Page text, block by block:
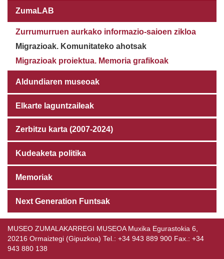
ZumaLAB
Zurrumurruen aurkako informazio-saioen zikloa
Migrazioak. Komunitateko ahotsak
Migrazioak proiektua. Memoria grafikoak
Aldundiaren museoak
Elkarte laguntzaileak
Zerbitzu karta (2007-2024)
Kudeaketa politika
Memoriak
Next Generation Funtsak
MUSEO ZUMALAKARREGI MUSEOA Muxika Egurastokia 6,
20216 Ormaiztegi (Gipuzkoa) Tel.: +34 943 889 900 Fax.: +34
943 880 138